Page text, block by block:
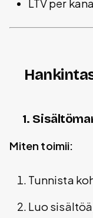
LTV per
1.
Miten toimii:
Tunnista
Luo